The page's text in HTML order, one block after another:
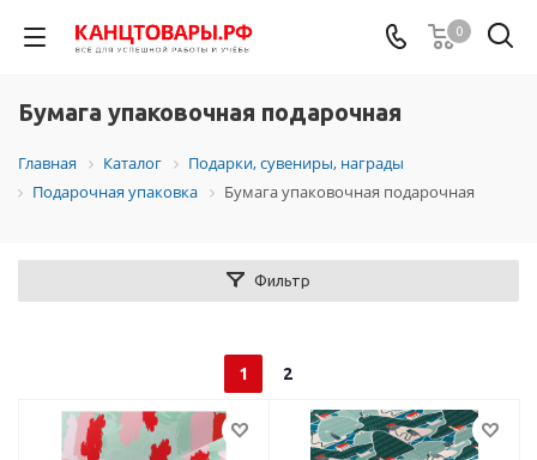
0
Бумага упаковочная подарочная
Главная Каталог
Подарки, сувениры, награды
Подарочная упаковка
Бумага упаковочная подарочная
Фильтр
1 2